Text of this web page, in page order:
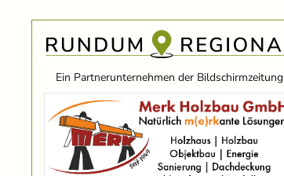
Ein Partnerunternehmen der Bildschirmzeitung